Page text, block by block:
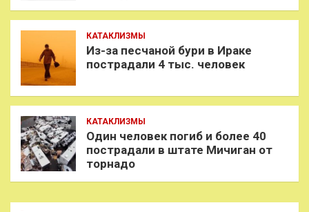
КАТАКЛИЗМЫ
Из-за песчаной бури в Ираке
пострадали 4 тыс. человек
КАТАКЛИЗМЫ
Один человек погиб и более 40
пострадали в штате Мичиган от
торнадо